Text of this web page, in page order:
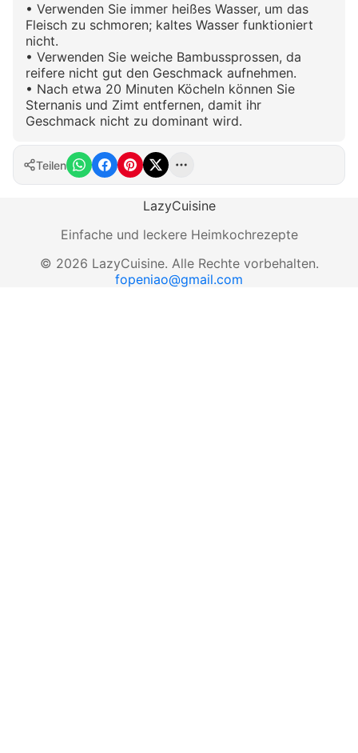
• Verwenden Sie immer heißes Wasser, um das
Fleisch zu schmoren; kaltes Wasser funktioniert
nicht.
• Verwenden Sie weiche Bambussprossen, da
reifere nicht gut den Geschmack aufnehmen.
• Nach etwa 20 Minuten Köcheln können Sie
Sternanis und Zimt entfernen, damit ihr
Geschmack nicht zu dominant wird.
Teilen
LazyCuisine
Einfache und leckere Heimkochrezepte
© 2026 LazyCuisine. Alle Rechte vorbehalten.
fopeniao@gmail.com